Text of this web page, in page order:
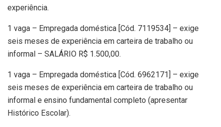
experiência.
1 vaga – Empregada doméstica [Cód. 7119534] – exige
seis meses de experiência em carteira de trabalho ou
informal – SALÁRIO R$ 1.500,00.
1 vaga – Empregada doméstica [Cód. 6962171] – exige
seis meses de experiência em carteira de trabalho ou
informal e ensino fundamental completo (apresentar
Histórico Escolar).